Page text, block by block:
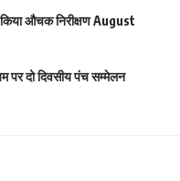
औचक निरीक्षणAugust
पर दो दिवसीय पंच सम्मेलन